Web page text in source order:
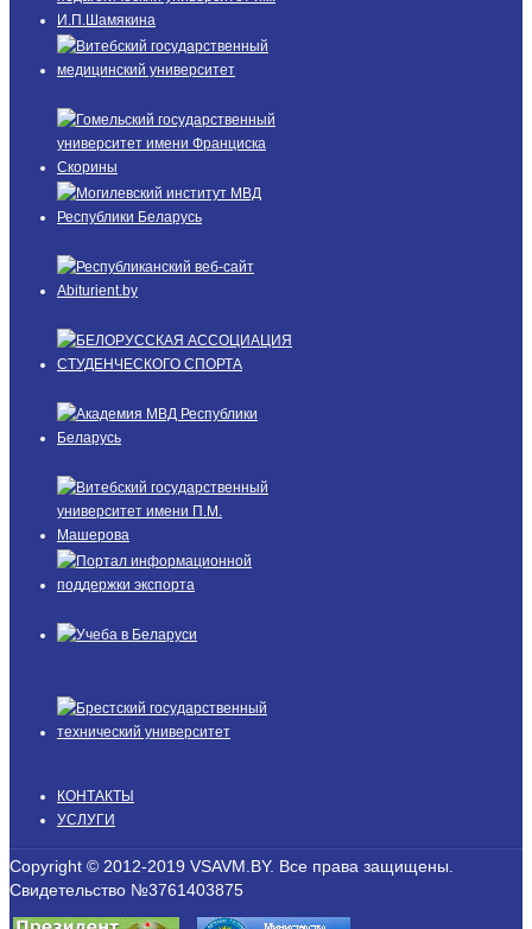
КОНТАКТЫ
УСЛУГИ
Copyright © 2012-2019 VSAVM.BY. Все права защищены.
Свидетельство №3761403875